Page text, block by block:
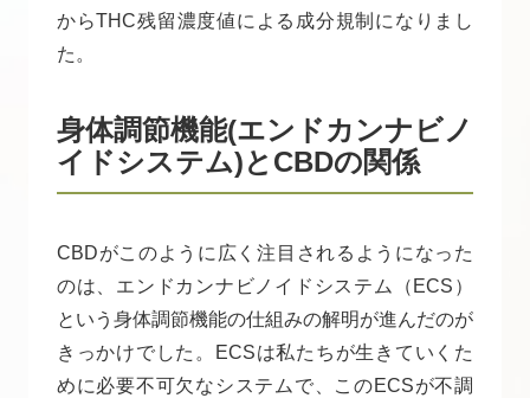
からTHC残留濃度値による成分規制になりまし
た。
身体調節機能(エンドカンナビノ
イドシステム)とCBDの関係
CBDがこのように広く注目されるようになった
のは、エンドカンナビノイドシステム（ECS）
という身体調節機能の仕組みの解明が進んだのが
きっかけでした。ECSは私たちが生きていくた
めに必要不可欠なシステムで、このECSが不調